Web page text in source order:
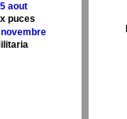
aout
puces